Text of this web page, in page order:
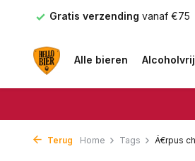
Gratis verzending vanaf €75
Alle bieren Alcoholvrij
Terug Home Tags Ä€rpus